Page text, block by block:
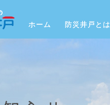
ホーム 防災井戸とは